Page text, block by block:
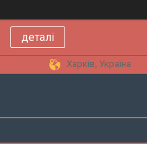
деталі
Харків, Україна